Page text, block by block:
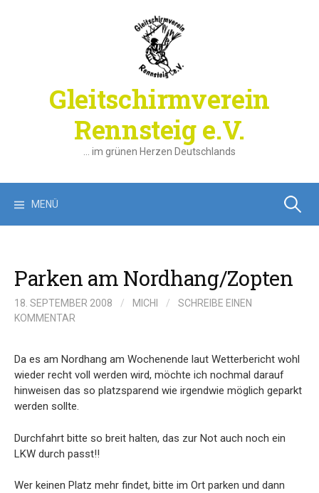
Gleitschirmverein
Rennsteig e.V.
… im grünen Herzen Deutschlands
MENÜ Suchen
Parken am Nordhang/Zopten
18. SEPTEMBER 2008 / MICHI /
SCHREIBE EINEN
KOMMENTAR
Da es am Nordhang am Wochenende laut Wetterbericht wohl
wieder recht voll werden wird, möchte ich nochmal darauf
hinweisen das so platzsparend wie irgendwie möglich geparkt
werden sollte.
Durchfahrt bitte so breit halten, das zur Not auch noch ein
LKW durch passt!!
Wer keinen Platz mehr findet, bitte im Ort parken und dann